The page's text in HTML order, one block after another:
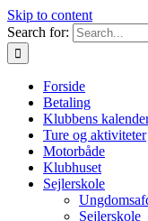
Skip to content
Search for:
Forside
Betaling
Klubbens
Ture og aktiviteter
Motorbåde
Klubhuset
Sejlerskole
Sejlerskole